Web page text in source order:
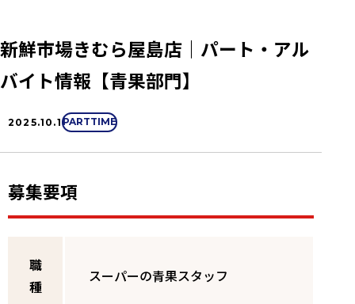
新鮮市場きむら屋島店｜パート・アル
バイト情報【青果部門】
2025.10.1PARTTIME
募集要項
職
種
スーパーの青果スタッフ